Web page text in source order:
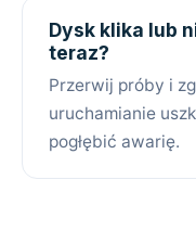
Dysk klika lub
teraz?
Przerwij próby i
uruchamianie
pogłębić awarię.